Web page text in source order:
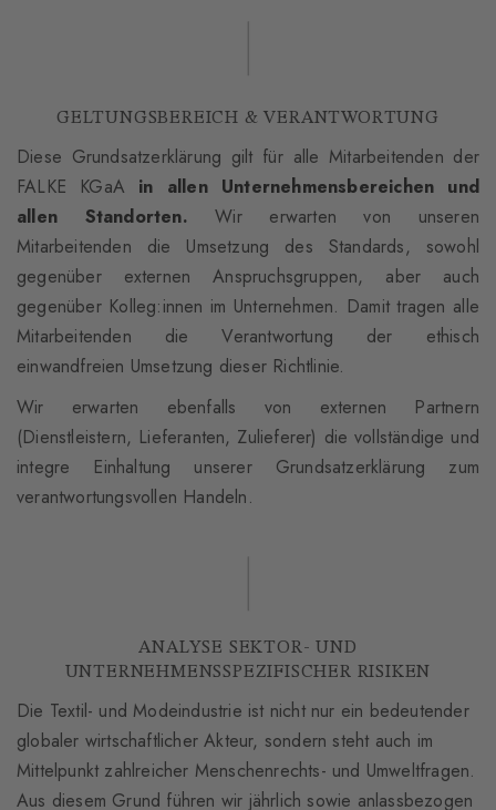
GELTUNGSBEREICH & VERANTWORTUNG
Diese Grundsatzerklärung gilt für alle Mitarbeitenden der
FALKE KGaA in allen Unternehmensbereichen und
allen Standorten. Wir erwarten von unseren
Mitarbeitenden die Umsetzung des Standards, sowohl
gegenüber externen Anspruchsgruppen, aber auch
gegenüber Kolleg:innen im Unternehmen. Damit tragen alle
Mitarbeitenden die Verantwortung der ethisch
einwandfreien Umsetzung dieser Richtlinie.
Wir erwarten ebenfalls von externen Partnern
(Dienstleistern, Lieferanten, Zulieferer) die vollständige und
integre Einhaltung unserer Grundsatzerklärung zum
verantwortungsvollen Handeln.
ANALYSE SEKTOR- UND
UNTERNEHMENSSPEZIFISCHER RISIKEN
Die Textil- und Modeindustrie ist nicht nur ein bedeutender
globaler wirtschaftlicher Akteur, sondern steht auch im
Mittelpunkt zahlreicher Menschenrechts- und Umweltfragen.
Aus diesem Grund führen wir jährlich sowie anlassbezogen